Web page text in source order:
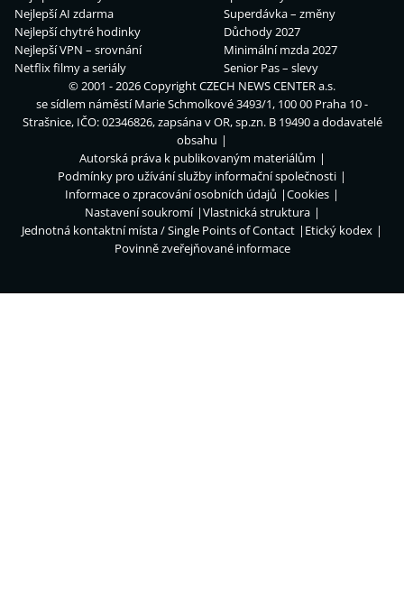
Nejlepší AI zdarma
Nejlepší chytré hodinky
Nejlepší VPN – srovnání
Netflix filmy a seriály
Superdávka – změny
Důchody 2027
Minimální mzda 2027
Senior Pas – slevy
© 2001 - 2026 CopyrightCZECH NEWS CENTER a.s.
se sídlem náměstí Marie Schmolkové 3493/1, 100 00 Praha 10 -
Strašnice, IČO: 02346826, zapsána v OR, sp.zn. B 19490 a dodavatelé
obsahu
Autorská práva k publikovaným materiálům
Podmínky pro užívání služby informační společnosti
Informace o zpracování osobních údajů
Cookies
Nastavení soukromí
Vlastnická struktura
Jednotná kontaktní místa / Single Points of Contact
Etický kodex
Povinně zveřejňované informace